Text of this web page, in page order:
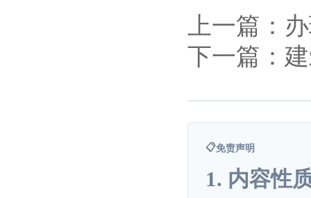
上一篇：
下一篇：
📋免责声明
1. 内容性